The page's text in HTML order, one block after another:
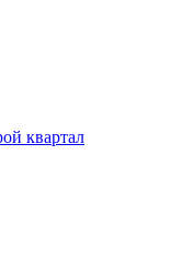
квартал